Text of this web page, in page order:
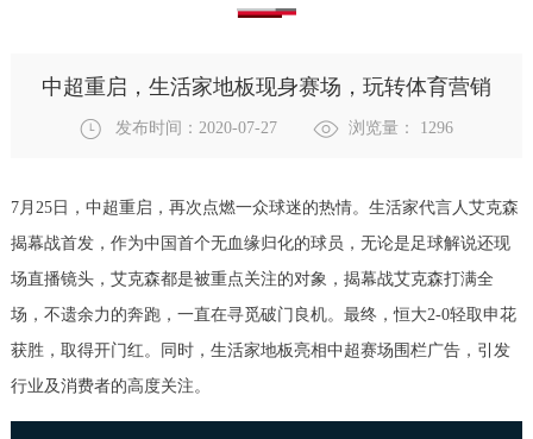
中超重启，生活家地板现身赛场，玩转体育营销
发布时间：2020-07-27 浏览量： 1296
7月25日，中超重启，再次点燃一众球迷的热情。生活家代言人艾克森
揭幕战首发，作为中国首个无血缘归化的球员，无论是足球解说还现
场直播镜头，艾克森都是被重点关注的对象，揭幕战艾克森打满全
场，不遗余力的奔跑，一直在寻觅破门良机。最终，恒大2-0轻取申花
获胜，取得开门红。同时，生活家地板亮相中超赛场围栏广告，引发
行业及消费者的高度关注。